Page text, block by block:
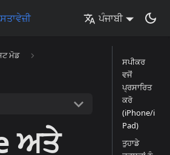
ਪੰਜਾਬੀ
ਮੋਡ
ਅਤੇ
ਸਪੀਕਰ
ਵਜੋਂ
ਪ੍ਰਸਾਰਿਤ
ਕਰੋ
(iPhone/i
Pad)
ਤੁਹਾਡੇ